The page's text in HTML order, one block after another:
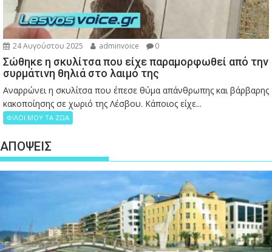
24 Αυγούστου 2025 adminvoice 0
Σώθηκε η σκυλίτσα που είχε παραμορφωθεί από την
συρμάτινη θηλιά στο λαιμό της
Αναρρώνει η σκυλίτσα που έπεσε θύμα απάνθρωπης και βάρβαρης
κακοποίησης σε χωριό της Λέσβου. Κάποιος είχε...
ΦΙΛΟΙ ΜΟΥ ΤΑ ΖΩΑ
ΑΠΟΨΕΙΣ